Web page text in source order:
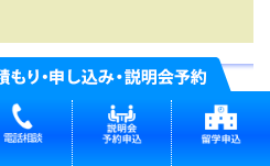
ルシー
6日 (2022年8月～2022年8